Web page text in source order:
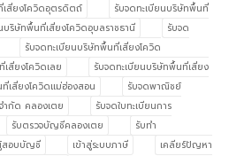
เสี่ยงโควิดอุตรดิตถ์
รับจดทะเบียนบริษัทพื้นที่
บริษัทพื้นที่เสี่ยงโควิดอุบลราชธานี
รับจด
รับจดทะเบียนบริษัทพื้นที่เสี่ยงโควิด
สี่ยงโควิดเลย
รับจดทะเบียนบริษัทพื้นที่เสี่ยง
เสี่ยงโควิดแม่ฮ่องสอน
รับจดพาณิชย์
ำกัด คลองเตย
รับจดใบทะเบียนการ
รับตรวจบัญชีคลองเตย
รับทำ
สอบบัญชี เข้าสู่ระบบภาษี
เคลียร์ปัญหา